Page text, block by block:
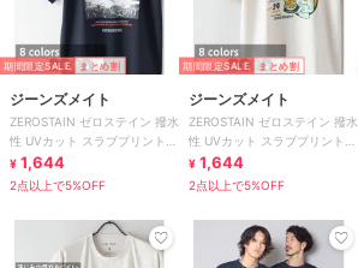
期間限定SALE まとめ割
ジーンズメイト
ZEROSTAIN ゼロステイン 撥水
性 UVカット スラブプリント
バックプリント Tシャツ
¥ 1,644
2点以上で5%OFF
期間限定SALE まとめ割
ジーンズメイト
ZEROSTAIN ゼロステイン 撥水
性 UVカット スラブプリント
バックプリント Tシャツ
¥ 1,644
2点以上で5%OFF